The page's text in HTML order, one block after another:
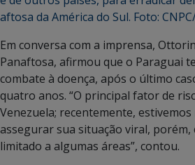
Em conversa com a imprensa,
Panaftosa, afirmou que o Paraguai
combate à doença, após o último
quatro anos. “O principal fator de
Venezuela; recentemente,
assegurar sua situação viral, porém,
limitado a algumas áreas”, contou.